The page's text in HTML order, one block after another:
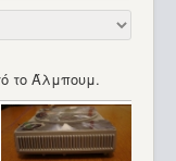
το Άλμπουμ.